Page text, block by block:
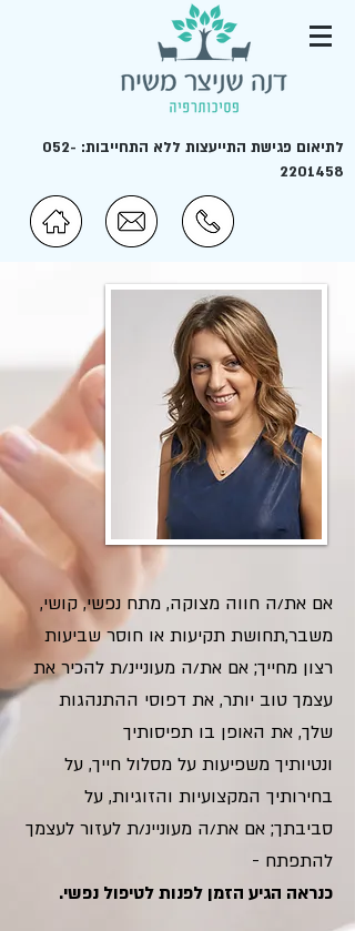
לתיאום פגישת התייעצות ללא התחייבות: 052-
2201458
אם את/ה חווה מצוקה, מתח נפשי, קושי,
משבר,תחושת תקיעות או חוסר שביעות
רצון מחייך; אם את/ה מעוניינ/ת להכיר את
עצמך טוב יותר, את דפוסי ההתנהגות
שלך, את האופן בו תפיסותיך
ונטיותיך משפיעות על מסלול חייך, על
בחירותיך המקצועיות והזוגיות, על
סביבתך; אם את/ה מעוניינ/ת לעזור לעצמך
להתפתח -
כנראה הגיע הזמן לפנות לטיפול נפשי.